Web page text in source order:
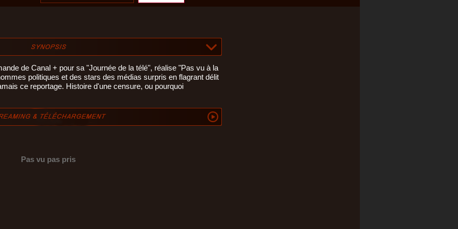
de Canal + pour sa "Journée de la télé", réalise "Pas vu à la
politiques et des stars des médias surpris en flagrant délit
ce reportage. Histoire d'une censure, ou pourquoi
Pas vu pas pris